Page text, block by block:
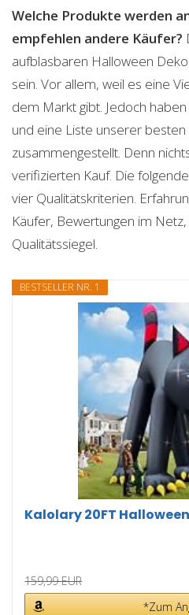
Welche Produkte werden
empfehlen andere Käufer?
aufblasbaren Halloween
sein. Vor allem, weil es eine
dem Markt gibt. Jedoch
und eine Liste unserer
zusammengestellt. Denn
verifizierten Kauf. Die
vier Qualitätskriterien.
Käufer, Bewertungen im
Qualitätssiegel.
BESTSELLER NR. 1
Kalolary 20FT
159,99 EUR
*Zum